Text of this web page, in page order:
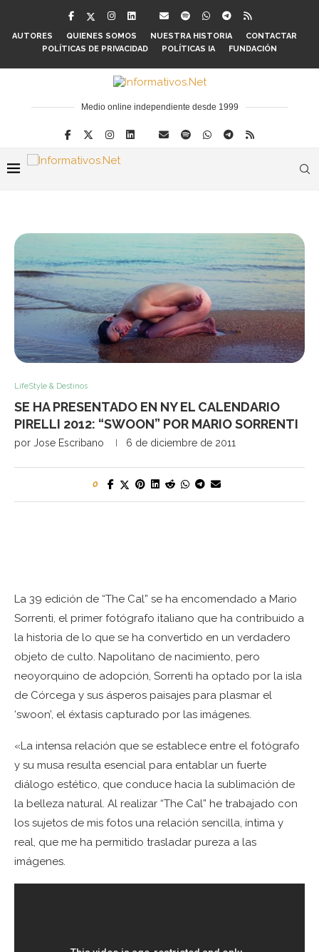
AUTORES QUIENES SOMOS NUESTRA HISTORIA
CONTACTAR
POLÍTICAS DE PRIVACIDAD
POLÍTICAS IA FUNDACIÓN
Medio online independiente desde 1999
LifeStyle & Destinos
SE HA PRESENTADO EN NY EL CALENDARIO
PIRELLI 2012: “SWOON” POR MARIO SORRENTI
por Jose Escribano 6 de diciembre de 2011
0
La 39 edición de “The Cal” se ha encomendado a Mario
Sorrenti, el primer fotógrafo italiano que ha contribuido a
la historia de lo que se ha convertido en un verdadero
objeto de culto. Napolitano de nacimiento, pero
neoyorquino de adopción, Sorrenti ha optado por la isla
de Córcega y sus ásperos paisajes para plasmar el
‘swoon’, el éxtasis capturado por las imágenes.
«La intensa relación que se establece entre el fotógrafo
y su musa resulta esencial para entablar un fuerte
diálogo estético, que conduce hacia la sublimación de
la belleza natural. Al realizar “The Cal” he trabajado con
los sujetos de mis fotos una relación sencilla, íntima y
real, que me ha permitido trasladar pureza a las
imágenes.